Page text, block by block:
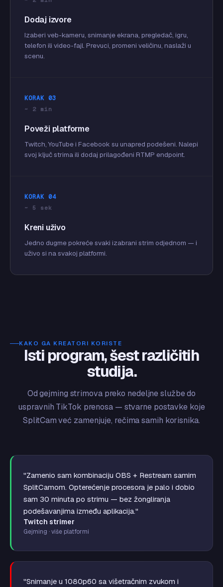
Dodaj izvore
Izaberi veb-kameru, snimanje ekrana, pregledač, igru,
telefon ili video-fajl. Prevuci, promeni veličinu, naslaži u
scenu.
KORAK 03
~ 2 min
Poveži platforme
Twitch, YouTube i Facebook su unapred podešeni. Nalepi
svoj ključ strima ili dodaj prilagođeni RTMP endpoint.
KORAK 04
~ 5 sek
Kreni uživo
Jedno dugme pokreće svaki izabrani strim odjednom — i
uživo si na svakoj platformi.
KAKO GA KREATORI KORISTE
Isti program, šest različitih
studija.
Od gejming strimova preko nedeljne službe do
uspravnih TikTok prenosa — stvarne postavke koje
SplitCam već zamenjuje, rečima samih korisnika.
"Zamenio sam kombinaciju OBS + Restream samim
SplitCamom. Opterećenje procesora je palo i dobio
sam 30 minuta po strimu — bez žongliranja
podešavanjima između aplikacija."
Twitch strimer
Gejming · više platformi
"Snimanje u 1080p60 sa višetračnim zvukom i